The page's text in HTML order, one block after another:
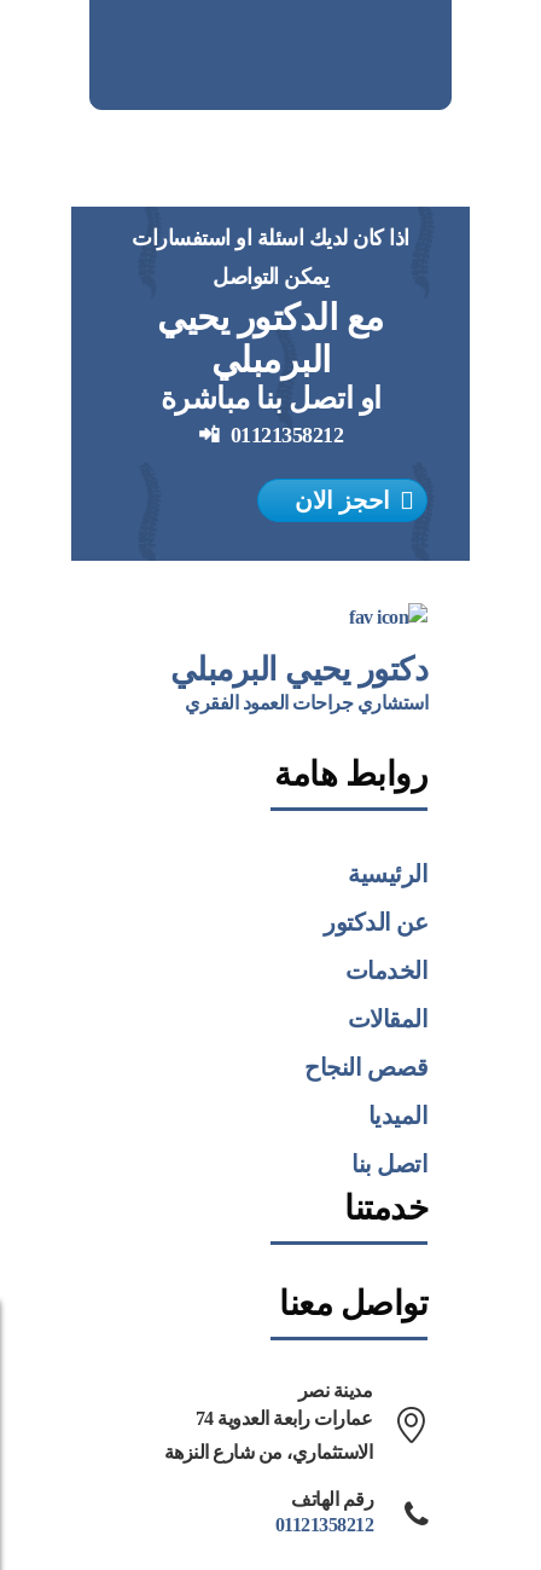
اذا كان لديك اسئلة او استفسارات
يمكن التواصل
مع الدكتور يحيي
البرمبلي
او اتصل بنا مباشرة
01121358212
📲
احجز الان
دكتور يحيي البرمبلي
استشاري جراحات العمود الفقري
روابط هامة
الرئيسية
عن الدكتور
الخدمات
المقالات
قصص النجاح
الميديا
اتصل بنا
خدمتنا
تواصل معنا
مدينة نصر
74 عمارات رابعة العدوية
الاستثماري، من شارع النزهة
رقم الهاتف
01121358212